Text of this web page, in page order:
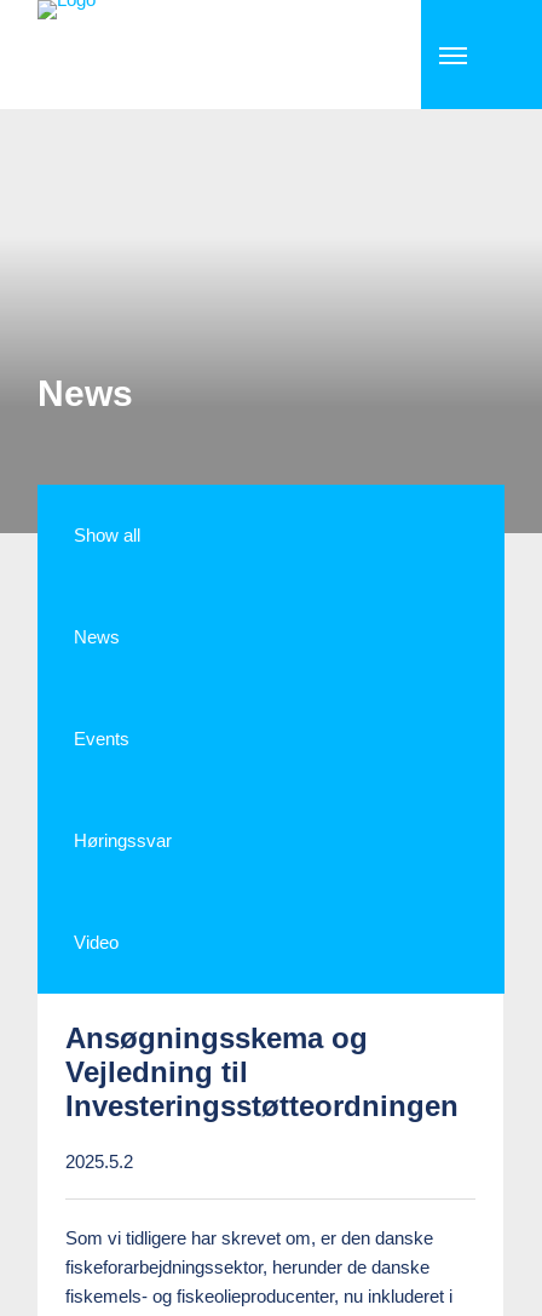
News
Show all
News
Events
Høringssvar
Video
Ansøgningsskema og
Vejledning til
Investeringsstøtteordningen
2025.5.2
Som vi tidligere har skrevet om, er den danske
fiskeforarbejdningssektor, herunder de danske
fiskemels- og fiskeolieproducenter, nu inkluderet i